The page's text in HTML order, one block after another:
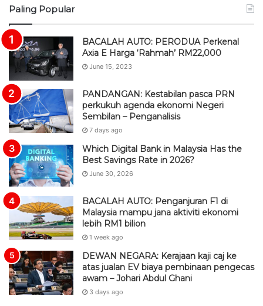
Paling Popular
BACALAH AUTO: PERODUA Perkenal
Axia E Harga ‘Rahmah’ RM22,000
June 15, 2023
PANDANGAN: Kestabilan pasca PRN
perkukuh agenda ekonomi Negeri
Sembilan – Penganalisis
7 days ago
Which Digital Bank in Malaysia Has the
Best Savings Rate in 2026?
June 30, 2026
BACALAH AUTO: Penganjuran F1 di
Malaysia mampu jana aktiviti ekonomi
lebih RM1 bilion
1 week ago
DEWAN NEGARA: Kerajaan kaji caj ke
atas jualan EV biaya pembinaan pengecas
awam – Johari Abdul Ghani
3 days ago